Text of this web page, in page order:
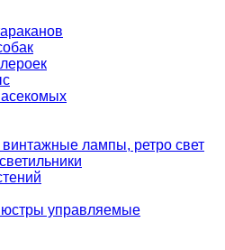
винтажные лампы, ретро свет
управляемые